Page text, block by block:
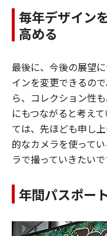
毎年デザイン
高める
最後に、今後の展望
インを変更できるの
ら、コレクション性
にもつながると考え
ては、先ほども申し
的なカメラを使って
ラで撮っていきたいで
年間パスポー